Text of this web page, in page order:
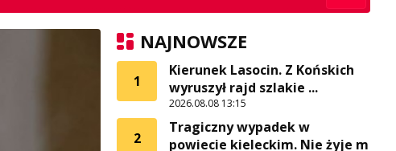
NAJNOWSZE
1
Kierunek Lasocin. Z Końskich
wyruszył rajd szlakie ...
2026.08.08 13:15
2
Tragiczny wypadek w
powiecie kieleckim. Nie żyje m